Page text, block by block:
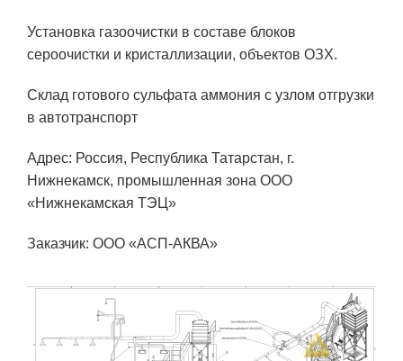
Установка газоочистки в составе блоков
сероочистки и кристаллизации, объектов ОЗХ.
Склад готового сульфата аммония с узлом отгрузки
в автотранспорт
Адрес: Россия, Республика Татарстан, г.
Нижнекамск, промышленная зона ООО
«Нижнекамская ТЭЦ»
Заказчик: ООО «АСП-АКВА»